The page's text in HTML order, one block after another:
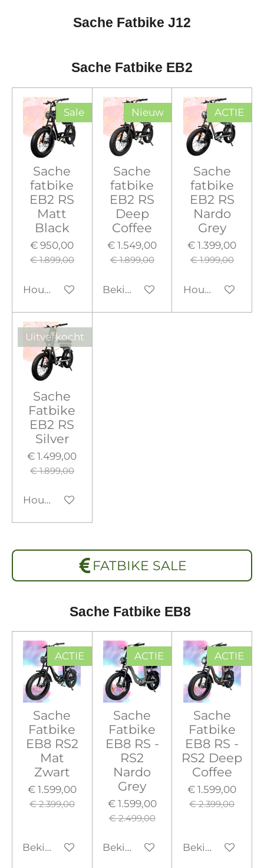
Sache Fatbike J12
Sache Fatbike EB2
Sale
Sache
fatbike
EB2 RS
Matt
Black
€ 950,00
€ 1.899,00
Houd mij op de hoogte
Nieuw
Sache
fatbike
EB2 RS
Deep
Coffee
€ 1.549,00
€ 1.899,00
Bekijk details
ACTIE
Sache
fatbike
EB2 RS
Nardo
Grey
€ 1.399,00
€ 1.999,00
Houd mij op
Uitverkocht
Sache
Fatbike
EB2 RS
Silver
€ 1.499,00
€ 1.899,00
Houd mij op de hoogte
FATBIKE SALE
Sache Fatbike EB8
ACTIE
Sache
Fatbike
EB8 RS2
Mat
Zwart
€ 1.599,00
€ 2.399,00
Bekijk details
ACTIE
Sache
Fatbike
EB8 RS -
RS2
Nardo
Grey
€ 1.599,00
€ 2.499,00
Bekijk details
ACTIE
Sache
Fatbike
EB8 RS -
RS2 Deep
Coffee
€ 1.599,00
€ 2.399,00
Bekijk details